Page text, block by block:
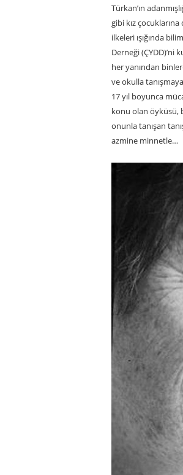
Türkan’ın
gibi kız
ilkeleri ışığında
Derneği
her yanından
ve okulla
17 yıl boyunca
konu olan öyküsü,
onunla tanışan
azmine minnetle…